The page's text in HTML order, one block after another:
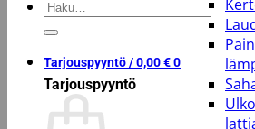
Etsi:
Tarjouspyyntö /0,00€0
Tarjouspyyntö